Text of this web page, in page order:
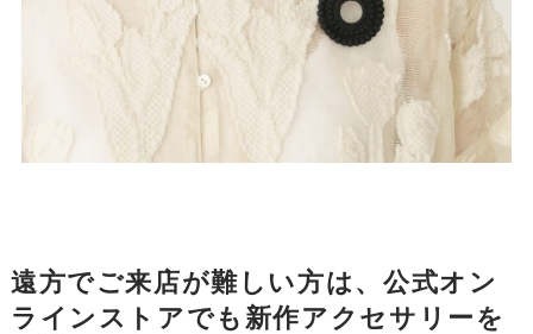
遠方でご来店が難しい方は、公式オン
ラインストアでも新作アクセサリーを